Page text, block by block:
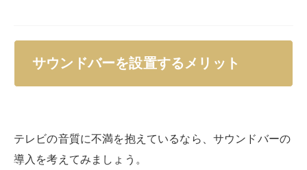
サウンドバーを設置するメリット
テレビの音質に不満を抱えているなら、サウンドバーの
導入を考えてみましょう。